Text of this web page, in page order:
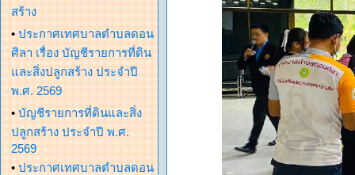
สร้าง
• ประกาศเทศบาลตำบลดอน
ศิลา เรื่อง บัญชีรายการที่ดิน
และสิ่งปลูกสร้าง ประจำปี
พ.ศ. 2569
• บัญชีรายการที่ดินและสิ่ง
ปลูกสร้าง ประจำปี พ.ศ.
2569
• ประกาศเทศบาลตำบลดอน